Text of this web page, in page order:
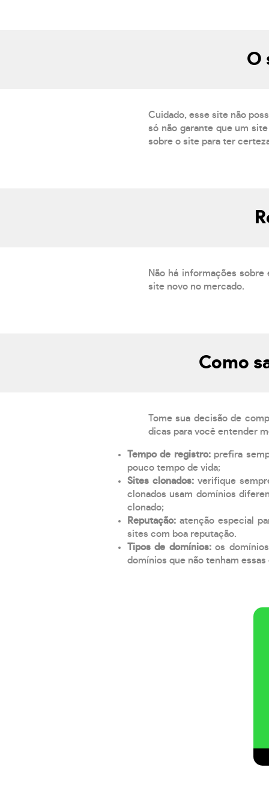
O
Cuidado, esse site não
só não garante que um
sobre o site para ter
Não há informações
site novo no mercado.
Como
Tome sua decisão de
dicas para você entender
Tempo de registro: prefira
pouco tempo de vida;
Sites clonados: verifique
clonados usam domínios
clonado;
Reputação: atenção especial
sites com boa reputação.
Tipos de domínios:os
domínios que não tenham